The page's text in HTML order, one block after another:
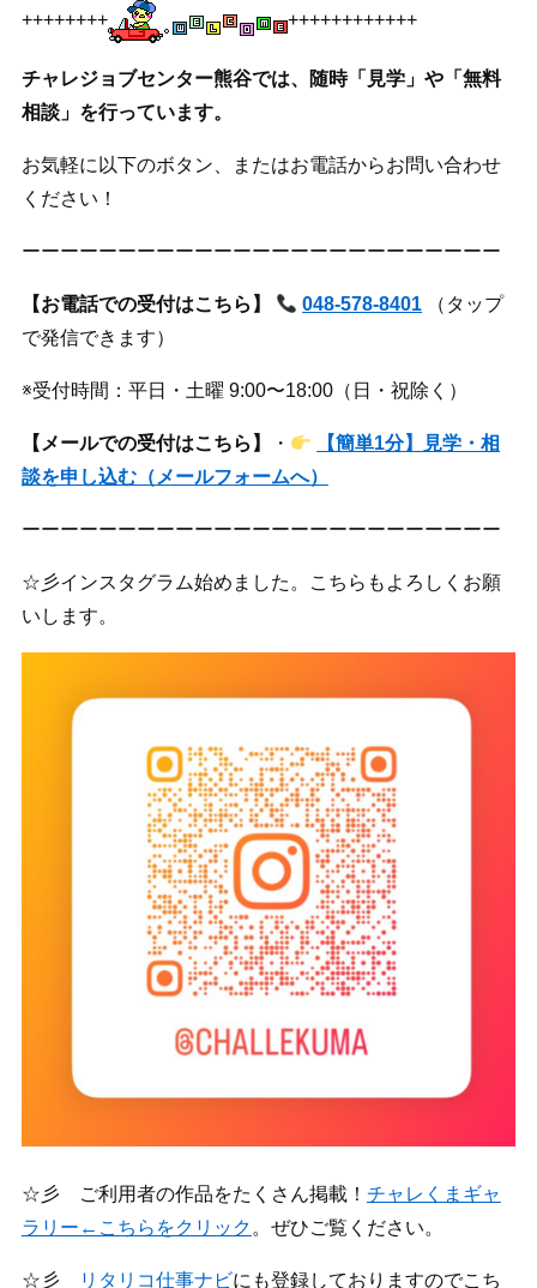
++++++++ ++++++++++++
チャレジョブセンター熊谷では、随時「見学」や「無料
相談」を行っています。
お気軽に以下のボタン、またはお電話からお問い合わせ
ください！
ーーーーーーーーーーーーーーーーーーーーーーーーー
【お電話での受付はこちら】 048-578-8401 （タップ
で発信できます）
※受付時間：平日・土曜 9:00〜18:00（日・祝除く）
【メールでの受付はこちら】 ・
【簡単1分】見学・相
談を申し込む（メールフォームへ）
ーーーーーーーーーーーーーーーーーーーーーーーーー
☆彡インスタグラム始めました。こちらもよろしくお願
いします。
☆彡 ご利用者の作品をたくさん掲載！ チャレくまギャ
ラリー←こちらをクリック 。ぜひご覧ください。
☆彡 リタリコ仕事ナビにも登録しておりますのでこち